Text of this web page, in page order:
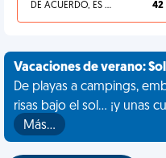
DE ACUERDO, ES UNA VIDA HP 42
Vacaciones de verano:
De playas a campings,
risas bajo el sol... ¡y unas
Más…